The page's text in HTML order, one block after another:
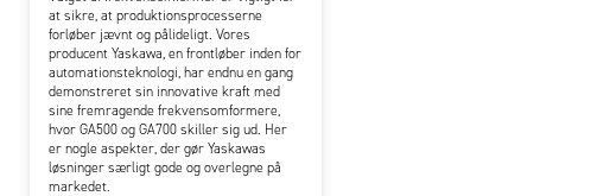
at sikre, at produktionsprocesserne
forløber jævnt og pålideligt. Vores
producent Yaskawa, en frontløber inden for
automationsteknologi, har endnu en gang
demonstreret sin innovative kraft med
sine fremragende frekvensomformere,
hvor GA500 og GA700 skiller sig ud. Her
er nogle aspekter, der gør Yaskawas
løsninger særligt gode og overlegne på
markedet.